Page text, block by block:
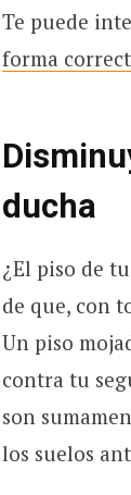
Te puede
forma
ducha
¿El piso de
de que, con
Un piso
contra tu
son
los suelos